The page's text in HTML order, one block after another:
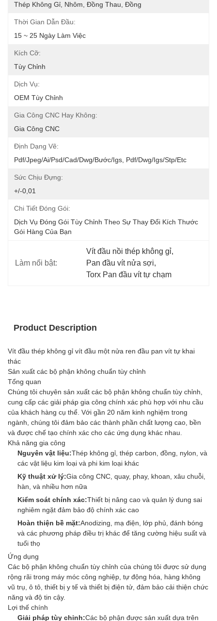
Thép Không Gỉ, Nhôm, Đồng Thau, Đồng
Thời Gian Dẫn Đầu:
15 ~ 25 Ngày Làm Việc
Kích Cỡ:
Tùy Chỉnh
Dịch Vụ:
OEM Tùy Chỉnh
Gia Công CNC Hay Không:
Gia Công CNC
Định Dạng Vẽ:
Pdf/jpeg/ai/psd/cad/dwg/bước/igs, Pdf/dwg/igs/stp/etc
Sức Chịu Đựng:
+/-0,01
Chi Tiết Đóng Gói:
Dịch Vụ Đóng Gói Tùy Chỉnh Theo Sự Thay Đổi Kích Thước
Gói Hàng Của Bạn
Làm nổi bật:
Vít đầu nồi thép không gỉ,
Pan đầu vít nửa sợi,
Torx Pan đầu vít tự chạm
Product Description
Vít đầu thép không gỉ vít đầu một nửa ren đầu pan vít tự khai
thác
Sản xuất các bộ phận không chuẩn tùy chỉnh
Tổng quan
Chúng tôi chuyên sản xuất các bộ phận không chuẩn tùy chỉnh,
cung cấp các giải pháp gia công chính xác phù hợp với nhu cầu
của khách hàng cụ thể. Với gần 20 năm kinh nghiệm trong
ngành, chúng tôi đảm bảo các thành phần chất lượng cao, bền
và được chế tạo chính xác cho các ứng dụng khác nhau.
Khả năng gia công
Nguyên vật liệu:Thép không gỉ, thép carbon, đồng, nylon, và
các vật liệu kim loại và phi kim loại khác
Kỹ thuật xử lý:Gia công CNC, quay, phay, khoan, xâu chuỗi,
hàn, và nhiều hơn nữa
Kiểm soát chính xác:Thiết bị nâng cao và quản lý dung sai
nghiêm ngặt đảm bảo độ chính xác cao
Hoàn thiện bề mặt:Anodizing, mạ điện, lớp phủ, đánh bóng
và các phương pháp điều trị khác để tăng cường hiệu suất và
tuổi thọ
Ứng dụng
Các bộ phận không chuẩn tùy chỉnh của chúng tôi được sử dụng
rộng rãi trong máy móc công nghiệp, tự động hóa, hàng không
vũ trụ, ô tô, thiết bị y tế và thiết bị điện tử, đảm bảo cải thiện chức
năng và độ tin cậy.
Lợi thế chính
Giải pháp tùy chỉnh:Các bộ phận được sản xuất dựa trên